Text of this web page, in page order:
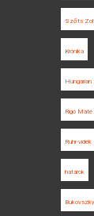
Szőts
Krónika
Hungarian
Rigó Máté
Ruhr-vidék
határok